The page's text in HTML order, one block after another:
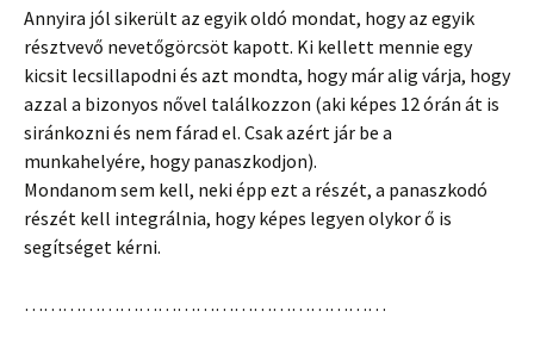
Annyira jól sikerült az egyik oldó mondat, hogy az egyik
résztvevő nevetőgörcsöt kapott. Ki kellett mennie egy
kicsit lecsillapodni és azt mondta, hogy már alig várja, hogy
azzal a bizonyos nővel találkozzon (aki képes 12 órán át is
siránkozni és nem fárad el. Csak azért jár be a
munkahelyére, hogy panaszkodjon).
Mondanom sem kell, neki épp ezt a részét, a panaszkodó
részét kell integrálnia, hogy képes legyen olykor ő is
segítséget kérni.
…………………………………………………